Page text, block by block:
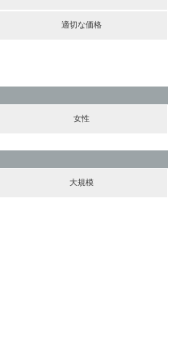
適切な価格
女性
大規模